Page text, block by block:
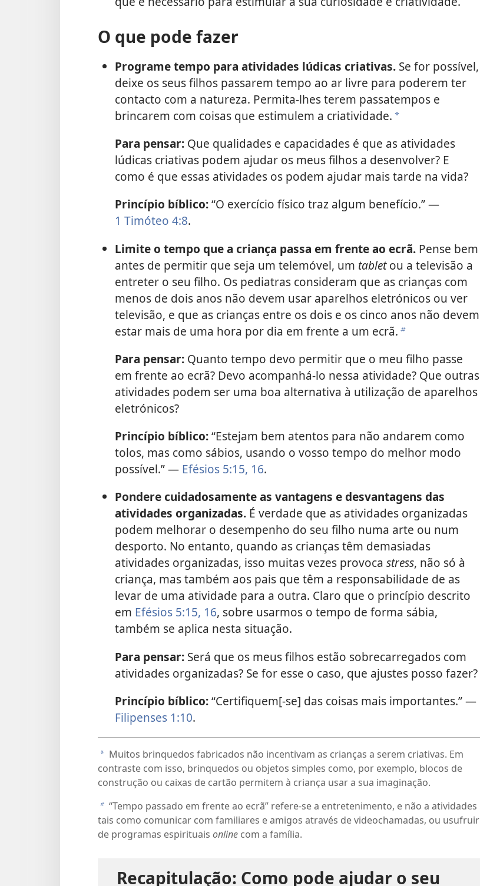
O que pode fazer
Programe tempo para atividades lúdicas criativas.Se for possível,
deixe os seus filhos passarem tempo ao ar livre para poderem ter
contacto com a natureza. Permita-lhes terem passatempos e
brincarem com coisas que estimulem a criatividade. a
Para pensar:Que qualidades e capacidades é que as atividades
lúdicas criativas podem ajudar os meus filhos a desenvolver? E
como é que essas atividades os podem ajudar mais tarde na vida?
Princípio bíblico:“O exercício físico traz algum benefício.” —
1 Timóteo 4:8.
Limite o tempo que a criança passa em frente ao ecrã.Pense bem
antes de permitir que seja um telemóvel, um tabletou a televisão a
entreter o seu filho. Os pediatras consideram que as crianças com
menos de dois anos não devem usar aparelhos eletrónicos ou ver
televisão, e que as crianças entre os dois e os cinco anos não devem
estar mais de uma hora por dia em frente a um ecrã. b
Para pensar:Quanto tempo devo permitir que o meu filho passe
em frente ao ecrã? Devo acompanhá-lo nessa atividade? Que outras
atividades podem ser uma boa alternativa à utilização de aparelhos
eletrónicos?
Princípio bíblico:“Estejam bem atentos para não andarem como
tolos, mas como sábios, usando o vosso tempo do melhor modo
possível.” — Efésios 5:15, 16.
Pondere cuidadosamente as vantagens e desvantagens das
atividades organizadas.É verdade que as atividades organizadas
podem melhorar o desempenho do seu filho numa arte ou num
desporto. No entanto, quando as crianças têm demasiadas
atividades organizadas, isso muitas vezes provoca stress, não só à
criança, mas também aos pais que têm a responsabilidade de as
levar de uma atividade para a outra. Claro que o princípio descrito
em Efésios 5:15, 16, sobre usarmos o tempo de forma sábia,
também se aplica nesta situação.
Para pensar:Será que os meus filhos estão sobrecarregados com
atividades organizadas? Se for esse o caso, que ajustes posso fazer?
Princípio bíblico:“Certifiquem[-se] das coisas mais importantes.” —
Filipenses 1:10.
a Muitos brinquedos fabricados não incentivam as crianças a serem criativas. Em
contraste com isso, brinquedos ou objetos simples como, por exemplo, blocos de
construção ou caixas de cartão permitem à criança usar a sua imaginação.
b “Tempo passado em frente ao ecrã” refere-se a entretenimento, e não a atividades
tais como comunicar com familiares e amigos através de videochamadas, ou usufruir
de programas espirituais online com a família.
Recapitulação: Como pode ajudar o seu